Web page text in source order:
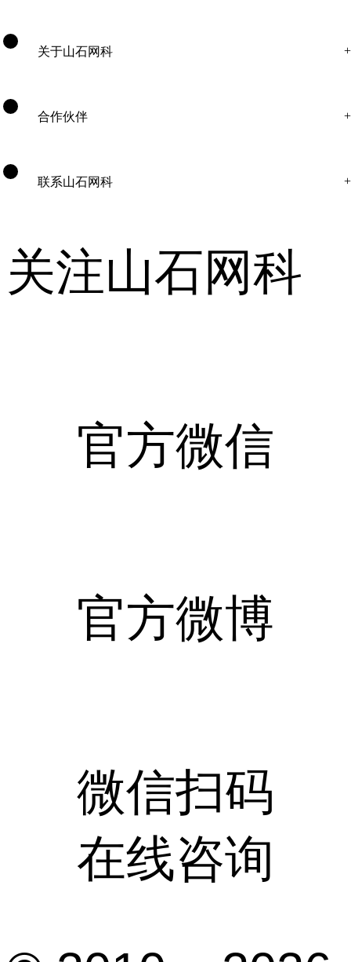
关于山石网科
合作伙伴
联系山石网科
关注山石网科
官方微信
官方微博
微信扫码
在线咨询